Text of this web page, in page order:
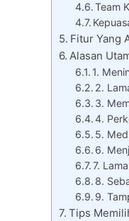
Team
Fitur Yang
Alasan
1.
2.
3.
4.
5.
6.
7.
8.
9.
Tips